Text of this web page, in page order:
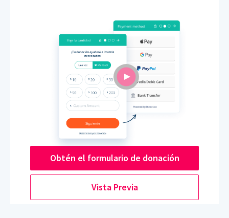
Obtén el formulario de donación
Vista Previa